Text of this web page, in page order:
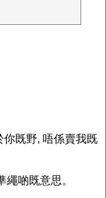
既野, 唔係賣我既
啲既意思。